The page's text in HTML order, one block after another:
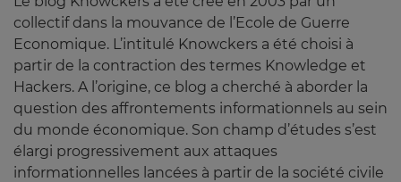
collectif dans la mouvance de l’Ecole de Guerre
Economique. L’intitulé Knowckers a été choisi à
partir de la contraction des termes Knowledge et
Hackers. A l’origine, ce blog a cherché à aborder la
question des affrontements informationnels au sein
du monde économique. Son champ d’études s’est
élargi progressivement aux attaques
informationnelles lancées à partir de la société civile